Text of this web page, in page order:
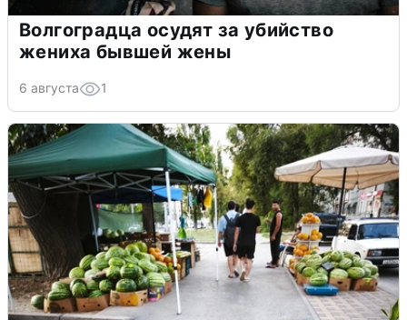
Волгоградца осудят за убийство
жениха бывшей жены
6 августа 1